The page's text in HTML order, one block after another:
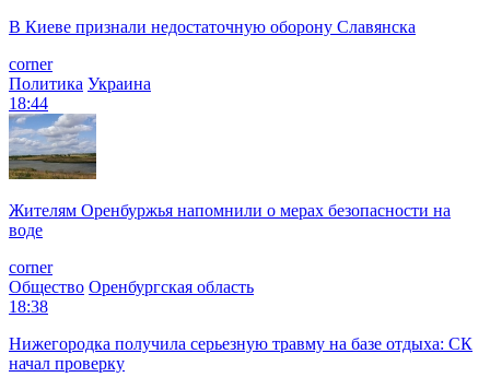
В Киеве признали недостаточную оборону Славянска
corner
Политика Украина
18:44
Жителям Оренбуржья напомнили о мерах безопасности на
воде
corner
Общество Оренбургская область
18:38
Нижегородка получила серьезную травму на базе отдыха: СК
начал проверку